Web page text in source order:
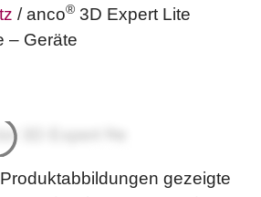
/ anco® 3D Expert Lite
– Geräte
gezeigte